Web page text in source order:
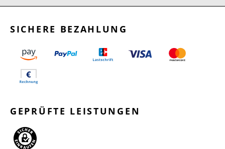
SICHERE BEZAHLUNG
GEPRÜFTE LEISTUNGEN